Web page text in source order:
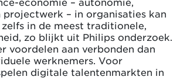
– in organisaties kan
in de meest traditionele,
zo blijkt uit Philips onderzoek.
voordelen aan verbonden dan
werknemers. Voor
digitale talentenmarkten in